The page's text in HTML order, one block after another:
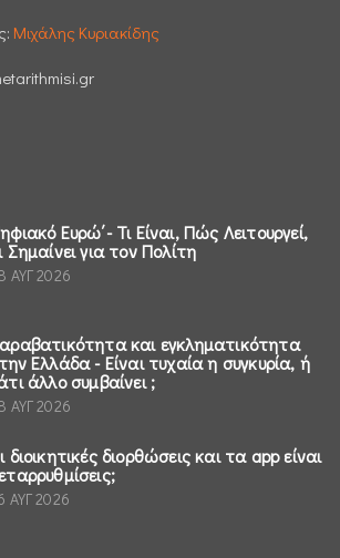
Μιχάλης Κυριακίδης
Ευρώ΄- Τι Είναι, Πώς Λειτουργεί,
Σημαίνει για τον Πολίτη
ΑΥΓ 2026
και εγκληματικότητα
Ελλάδα - Είναι τυχαία η συγκυρία, ή
άλλο συμβαίνει ;
ΑΥΓ 2026
διοικητικές διορθώσεις και τα app είναι
ΑΥΓ 2026